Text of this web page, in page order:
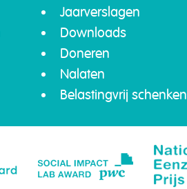
Jaarverslagen
Downloads
Doneren
Nalaten
Belastingvrij schenken